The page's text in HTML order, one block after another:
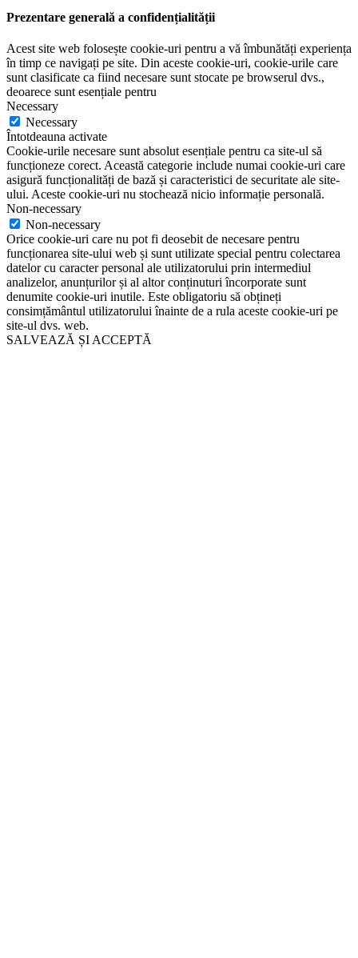
Prezentare generală a confidențialității
Acest site web folosește cookie-uri pentru a vă îmbunătăți experiența
în timp ce navigați pe site. Din aceste cookie-uri, cookie-urile care
sunt clasificate ca fiind necesare sunt stocate pe browserul dvs.,
deoarece sunt esențiale pentru
Necessary
Necessary
Întotdeauna activate
Cookie-urile necesare sunt absolut esențiale pentru ca site-ul să
funcționeze corect. Această categorie include numai cookie-uri care
asigură funcționalități de bază și caracteristici de securitate ale site-
ului. Aceste cookie-uri nu stochează nicio informație personală.
Non-necessary
Non-necessary
Orice cookie-uri care nu pot fi deosebit de necesare pentru
funcționarea site-ului web și sunt utilizate special pentru colectarea
datelor cu caracter personal ale utilizatorului prin intermediul
analizelor, anunțurilor și al altor conținuturi încorporate sunt
denumite cookie-uri inutile. Este obligatoriu să obțineți
consimțământul utilizatorului înainte de a rula aceste cookie-uri pe
site-ul dvs. web.
SALVEAZĂ ȘI ACCEPTĂ